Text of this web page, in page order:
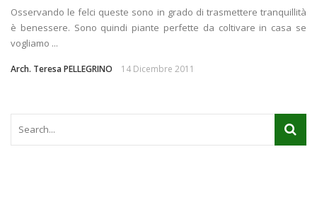
Osservando le felci queste sono in grado di trasmettere tranquillità
è benessere. Sono quindi piante perfette da coltivare in casa se
vogliamo ...
Arch. Teresa PELLEGRINO 14 Dicembre 2011